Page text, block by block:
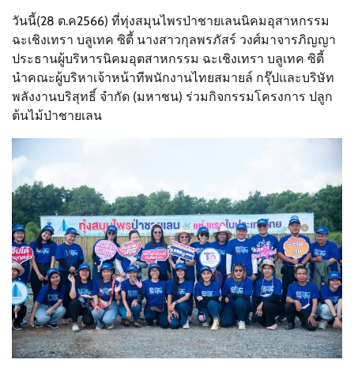
วันนี้(28 ต.ค2566) ที่ทุ่งสมุนไพรป่าชายเลนนิคมอุสาหกรรม
ฉะเชิงเทรา บลูเทค ซิตี้ นางสาวกุลพรภัสร์ วงศ์มาจารภิญญา
ประธานผู้บริหารนิคมอุตสาหกรรม ฉะเชิงเทรา บลูเทค ซิตี้
นำคณะผู้บริหาเจ้าหน้าทีพนักงานไทยสมายล์ กรุ๊ปและบริษัท
พลังงานบริสุทธิ์ จำกัด (มหาชน) ร่วมกิจกรรมโครงการ ปลูก
ต้นไม้ป่าชายเลน